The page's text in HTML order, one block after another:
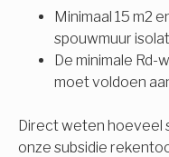
Minimaal 15 m2
spouwmuur
De minimale Rd-
moet voldoen
Direct weten hoeveel
onze subsidie
Vorige
Achternaam